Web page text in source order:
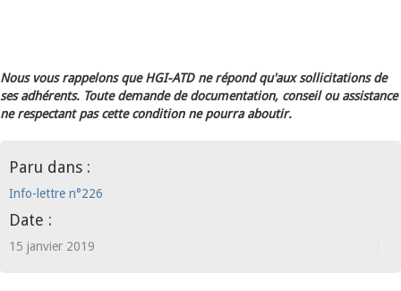
Nous vous rappelons que HGI-ATD ne répond qu'aux sollicitations de
ses adhérents. Toute demande de documentation, conseil ou assistance
ne respectant pas cette condition ne pourra aboutir.
Paru dans :
Info-lettre n°226
Date :
15 janvier 2019